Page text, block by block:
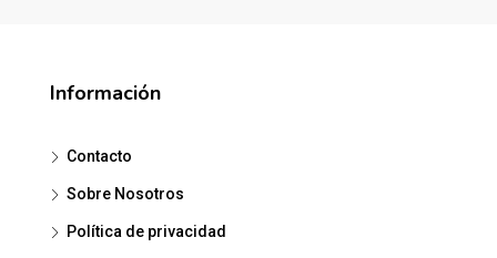
Información
Contacto
Sobre Nosotros
Política de privacidad